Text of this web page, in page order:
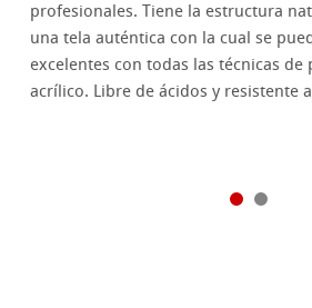
profesionales. Tiene la estructura
una tela auténtica con la cual se
excelentes con todas las técnicas
acrílico. Libre de ácidos y resistente